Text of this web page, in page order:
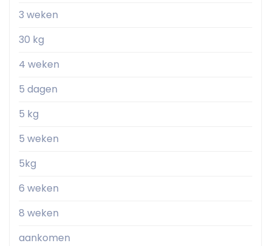
3 weken
30 kg
4 weken
5 dagen
5 kg
5 weken
5kg
6 weken
8 weken
aankomen